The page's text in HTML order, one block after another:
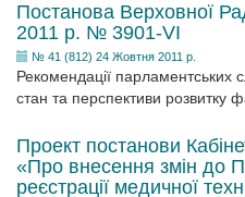
Постанова Верховної
2011 р. № 3901-VI
№ 41 (812) 24 Жовтня 2011 р.
Рекомендації парламентських
стан та перспективи розвитку
Проект постанови
«Про внесення змін до
реєстрації медичної